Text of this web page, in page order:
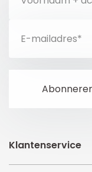
Klantenservice